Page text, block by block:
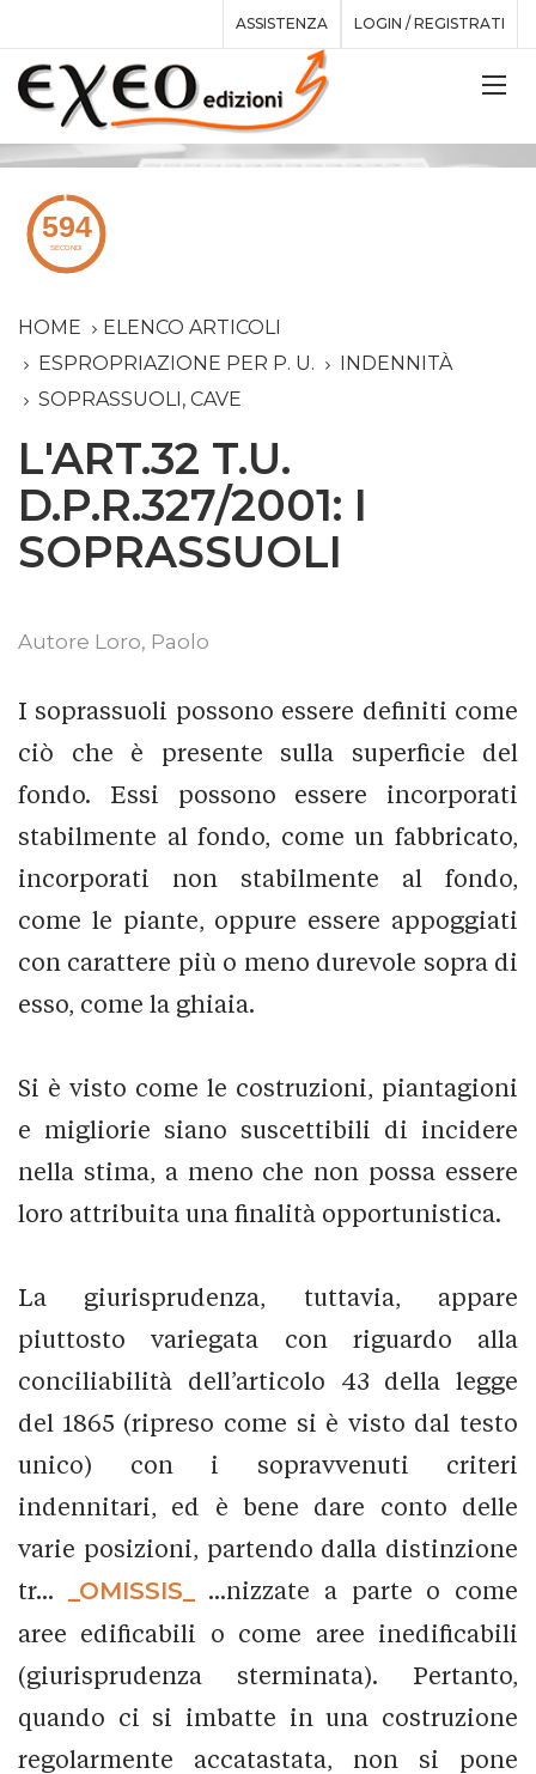
ASSISTENZA LOGIN / REGISTRATI
HOME
ELENCO ARTICOLI
ESPROPRIAZIONE PER P. U.
INDENNITÀ
SOPRASSUOLI, CAVE
L'ART.32 T.U.
D.P.R.327/2001: I
SOPRASSUOLI
Autore Loro, Paolo
I soprassuoli possono essere definiti come
ciò che è presente sulla superficie del
fondo. Essi possono essere incorporati
stabilmente al fondo, come un fabbricato,
incorporati non stabilmente al fondo,
come le piante, oppure essere appoggiati
con carattere più o meno durevole sopra di
esso, come la ghiaia.
Si è visto come le costruzioni, piantagioni
e migliorie siano suscettibili di incidere
nella stima, a meno che non possa essere
loro attribuita una finalità opportunistica.
La giurisprudenza, tuttavia, appare
piuttosto variegata con riguardo alla
conciliabilità dell’articolo 43 della legge
del 1865 (ripreso come si è visto dal testo
unico) con i sopravvenuti criteri
indennitari, ed è bene dare conto delle
varie posizioni, partendo dalla distinzione
tr...
_OMISSIS_
...nizzate a parte o come
aree edificabili o come aree inedificabili
(giurisprudenza sterminata). Pertanto,
quando ci si imbatte in una costruzione
regolarmente accatastata, non si pone